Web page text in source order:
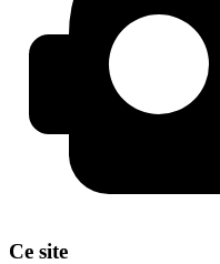
Ce site